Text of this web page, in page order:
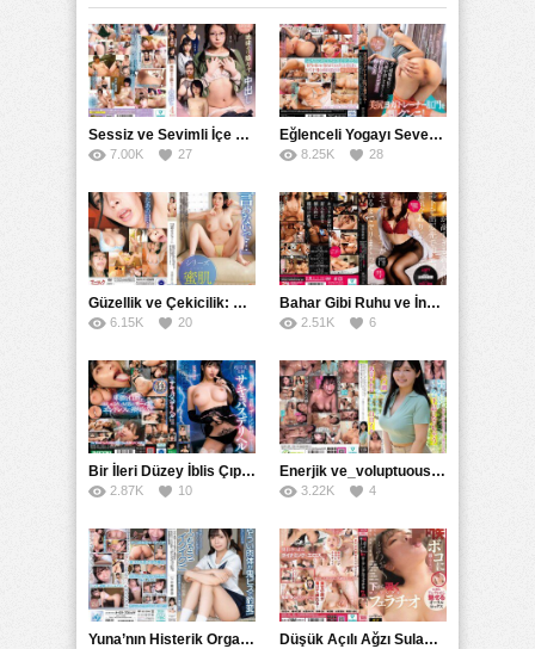
Annemin Sikilmesini Sikerken İzledim türkçe altyazılı izle
Sessiz ve Sevimli İçe Dönükler İçin Kremalı Pastalar: 后藤えmi ve KTRA’nın Özel Tarifesi
7.00K 27
Eğlenceli Yogayı Seven Bir Kadınla Seks Deneyimi
8.25K 28
Güzellik ve Çekicilik: Bir İşyeri Kadininin Hikayesi
6.15K 20
Bahar Gibi Ruhu ve İncelikle Doldurmak
2.51K 6
Bir İleri Düzey İblis Çıplak Teslimat Görevlisi, İnce Bedeni ve Şeytani Becerileriyle Sizi Sürekli BoşaltacakMDBK
2.87K 10
Enerjik ve_voluptuous Üniversite Kızının H Kupa Büyüklüğündeki Göğüsleri ve Çılgın Orgazmı
3.22K 4
Yuna’nın Histerik Orgazmı: Genç Kızın Savage Hareketlerle Ulaştığı Şiddetli Coşkuları Düşük Açılı Ağzı Sulama Teknikleri ve AGMX İlişkisi